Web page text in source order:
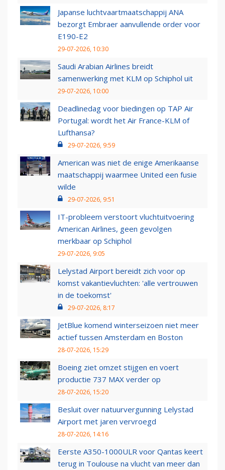
Japanse luchtvaartmaatschappij ANA
bezorgt Embraer aanvullende order voor
E190-E2
29-07-2026, 10:30
Saudi Arabian Airlines breidt
samenwerking met KLM op Schiphol uit
29-07-2026, 10:00
Deadlinedag voor biedingen op TAP Air
Portugal: wordt het Air France-KLM of
Lufthansa?
29-07-2026, 9:59
American was niet de enige Amerikaanse
maatschappij waarmee United een fusie
wilde
29-07-2026, 9:51
IT-probleem verstoort vluchtuitvoering
American Airlines, geen gevolgen
merkbaar op Schiphol
29-07-2026, 9:05
Lelystad Airport bereidt zich voor op
komst vakantievluchten: 'alle vertrouwen
in de toekomst'
29-07-2026, 8:17
JetBlue komend winterseizoen niet meer
actief tussen Amsterdam en Boston
28-07-2026, 15:29
Boeing ziet omzet stijgen en voert
productie 737 MAX verder op
28-07-2026, 15:20
Besluit over natuurvergunning Lelystad
Airport met jaren vervroegd
28-07-2026, 14:16
Eerste A350-1000ULR voor Qantas keert
terug in Toulouse na vlucht van meer dan